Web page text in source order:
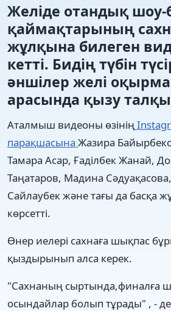
Желіде отандық шоу-
қаймақтарының
жұлқына билеген
кетті. Бидің түбін
әншілер желі
арасында қызу
Аталмыш видеоны өзінің
парақшасына Жазира
Тамара Асар, Ғаділбек Жанай,
Таңатаров, Мадина
Сайлаубек және тағы да басқа
көрсетті.
Өнер иелері сахнаға шықпас
қыздырынып алса керек.
"Саxнаның сыртында,финалға
осындайлар болып тұрады" , -